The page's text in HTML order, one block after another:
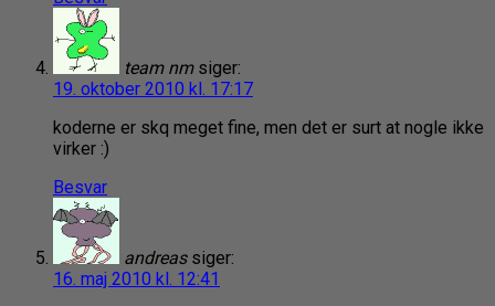
team nm siger:
19. oktober 2010 kl. 17:17
koderne er skq meget fine, men det er surt at nogle ikke
virker :)
Besvar
andreas siger:
16. maj 2010 kl. 12:41